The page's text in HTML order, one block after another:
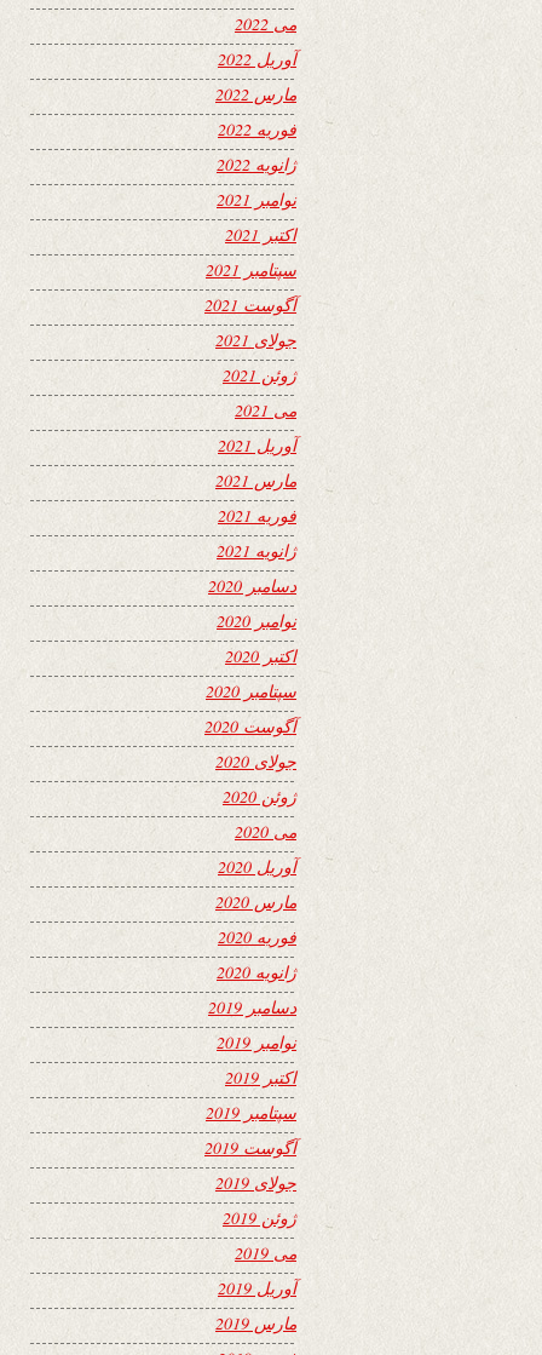
می 2022
آوریل 2022
مارس 2022
فوریه 2022
ژانویه 2022
نوامبر 2021
اکتبر 2021
سپتامبر 2021
آگوست 2021
جولای 2021
ژوئن 2021
می 2021
آوریل 2021
مارس 2021
فوریه 2021
ژانویه 2021
دسامبر 2020
نوامبر 2020
اکتبر 2020
سپتامبر 2020
آگوست 2020
جولای 2020
ژوئن 2020
می 2020
آوریل 2020
مارس 2020
فوریه 2020
ژانویه 2020
دسامبر 2019
نوامبر 2019
اکتبر 2019
سپتامبر 2019
آگوست 2019
جولای 2019
ژوئن 2019
می 2019
آوریل 2019
مارس 2019